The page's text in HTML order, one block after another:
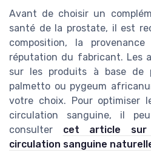
Avant de choisir un
santé de la prostate, il est
composition, la
réputation du fabricant. Les
sur les produits à base de
palmetto ou pygeum
votre choix. Pour optimiser
circulation sanguine, il
consulter cet article sur
circulation sanguine